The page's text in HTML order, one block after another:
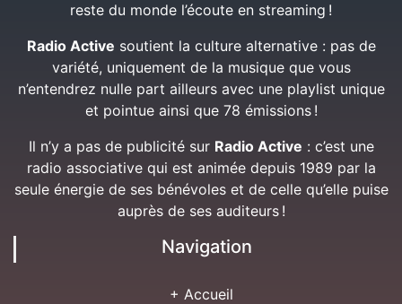
reste du monde l’écoute en streaming !
Radio Active soutient la culture alternative : pas de
variété, uniquement de la musique que vous
n’entendrez nulle part ailleurs avec une playlist unique
et pointue ainsi que 78 émissions !
Il n’y a pas de publicité sur Radio Active : c’est une
radio associative qui est animée depuis 1989 par la
seule énergie de ses bénévoles et de celle qu’elle puise
auprès de ses auditeurs !
Navigation
+ Accueil